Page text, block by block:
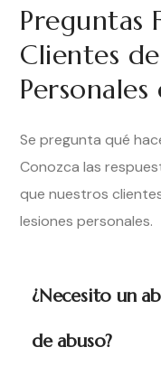
Preguntas
Clientes
Se pregunta qué
Conozca las
que nuestros
lesiones personales.
¿Necesito un
de abuso?